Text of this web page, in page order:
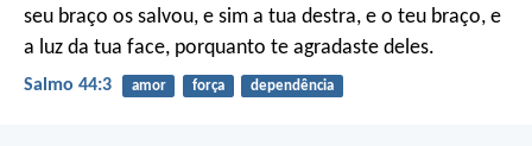
seu braço os salvou, e sim a tua destra, e o teu braço, e
a luz da tua face, porquanto te agradaste deles.
Salmo 44:3 amor força dependência